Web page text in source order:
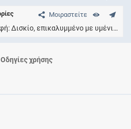
Μοιραστείτε
Δισκίο, επικαλυμμένο με υμένιο
Οδηγίες χρήσης